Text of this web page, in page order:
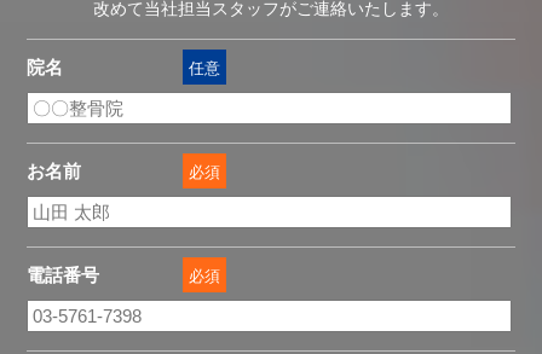
改めて当社担当スタッフがご連絡いたします。
院名 任意
お名前 必須
電話番号 必須